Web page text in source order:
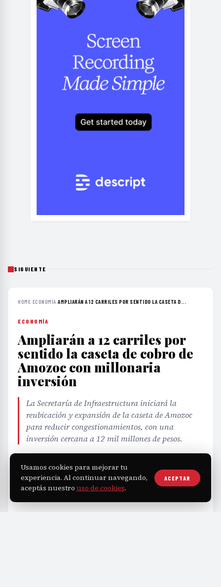
SIGUIENTE
HOME›ECONOMÍA›AMPLIARÁN A 12 CARRILES POR SENTIDO LA CASETA D...
ECONOMÍA
Ampliarán a 12 carriles por
sentido la caseta de cobro de
Amozoc con millonaria
inversión
La Secretaría de Infraestructura iniciará la
reubicación y expansión de la caseta de Amozoc
para reducir congestionamientos, con una
inversión cercana a 12 mil millones de pesos.
EDITORIAL TEAM·Jul 24, 2026· 2 min de lectura
Fuente:carlosmartinhuerta.com.mx
Usamos cookies para mejorar tu
experiencia. Al continuar navegando,
aceptás nuestro uso de cookies.
ACEPTAR